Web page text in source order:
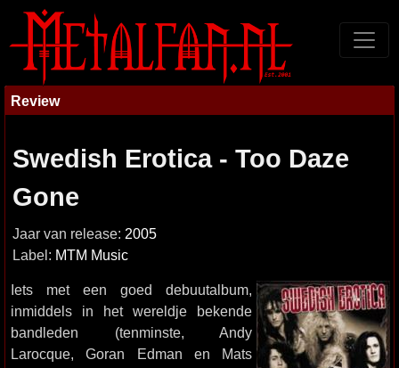
Review
Swedish Erotica - Too Daze
Gone
Jaar van release: 2005
Label: MTM Music
Iets met een goed debuutalbum,
inmiddels in het wereldje bekende
bandleden (tenminste, Andy
Larocque, Goran Edman en Mats